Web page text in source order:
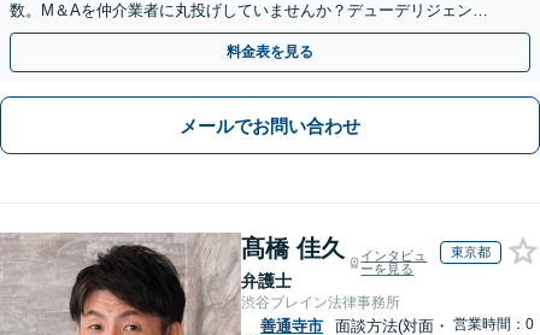
数。M＆Aを仲介業者に丸投げしていませんか？デューデリジェンス
や契約書作成・交渉はお任せください【初回無料】
料金表を見る
メールでお問い合わせ
髙橋 佳久
弁護士
インタビュ
ーを見る
東京都
渋谷ブレイン法律事務所
善通寺市
面談方法(対面・ 営業時間：0